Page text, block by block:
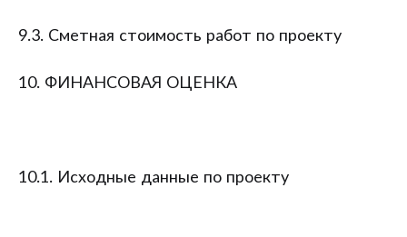
9.3. Сметная стоимость работ по проекту
10. ФИНАНСОВАЯ ОЦЕНКА
10.1. Исходные данные по проекту